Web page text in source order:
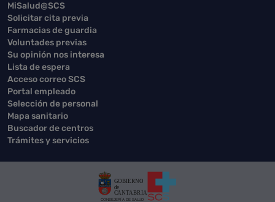
MiSalud@SCS
Solicitar cita previa
Farmacias de guardia
Voluntades previas
Su opinión nos interesa
Lista de espera
Acceso correo SCS
Portal empleado
Selección de personal
Mapa sanitario
Buscador de centros
Trámites y servicios